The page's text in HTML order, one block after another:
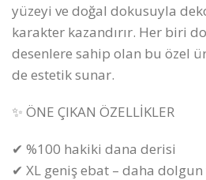
yüzeyi ve doğal dokusuyla
karakter kazandırır. Her biri
desenlere sahip olan bu özel
de estetik sunar.
✨ ÖNE ÇIKAN ÖZELLİKLER
✔ %100 hakiki dana derisi
✔ XL geniş ebat – daha